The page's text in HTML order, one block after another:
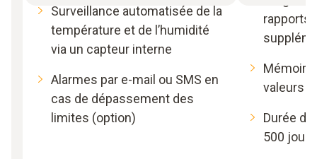
Surveillance automatisée de la
température et de l’humidité
via un capteur interne
Alarmes par e-mail ou SMS en
cas de dépassement des
limites (option)
rapports
Mémoire
valeurs
Durée de
500 jours